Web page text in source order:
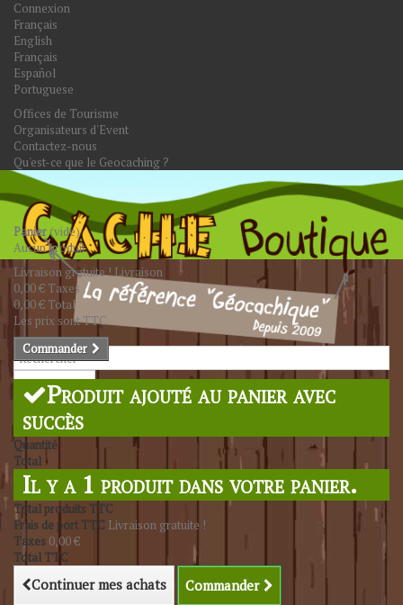
Connexion
Français
English
Français
Español
Portuguese
Offices de Tourisme
Organisateurs d'Event
Contactez-nous
Qu'est-ce que le Geocaching ?
Rechercher
Panier(vide)
Aucun produit
Livraison gratuite !Livraison
0,00 € Taxes
0,00 € Total
Les prix sont TTC
Commander
Produit ajouté au panier avec
succès
Quantité
Total
Il y a 1 produit dans votre panier.
Total produits TTC
Frais de port TTC Livraison gratuite !
Taxes 0,00 €
Total TTC
Continuer mes achats Commander